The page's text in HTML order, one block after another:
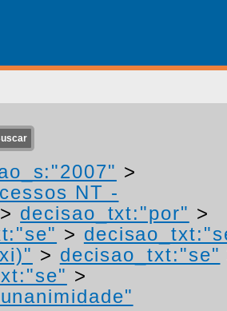
>
NT -
> decisao_txt:"por" >
>
> decisao_txt:"se"
>